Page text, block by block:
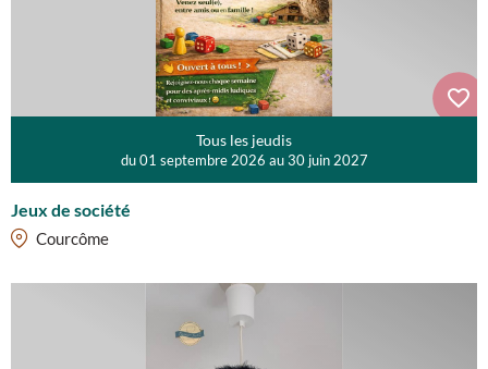
Tous les jeudis
du 01 septembre 2026 au 30 juin 2027
Jeux de société
Courcôme